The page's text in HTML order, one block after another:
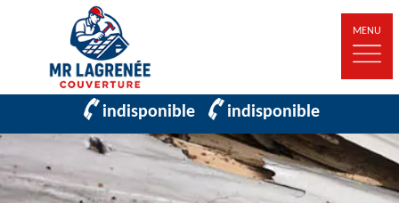
MENU
indisponible indisponible